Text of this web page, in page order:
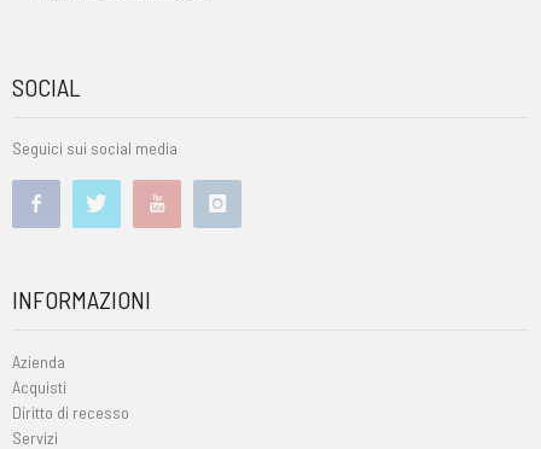
SOCIAL
Seguici sui social media
INFORMAZIONI
Azienda
Acquisti
Diritto di recesso
Servizi